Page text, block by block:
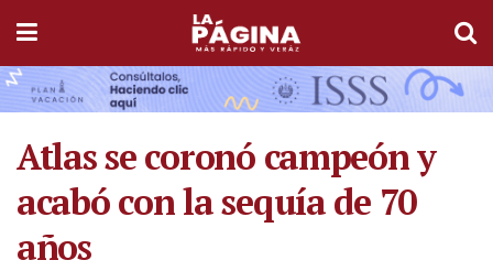
Atlas se coronó campeón y
acabó con la sequía de 70
años